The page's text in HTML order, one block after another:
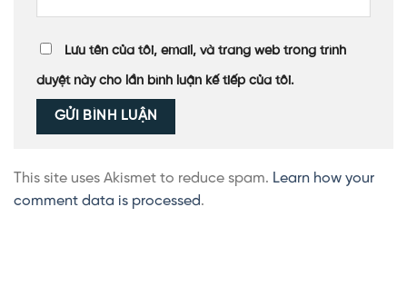
Lưu tên của tôi, email, và trang web trong trình
duyệt này cho lần bình luận kế tiếp của tôi.
This site uses Akismet to reduce spam. Learn how your
comment data is processed.